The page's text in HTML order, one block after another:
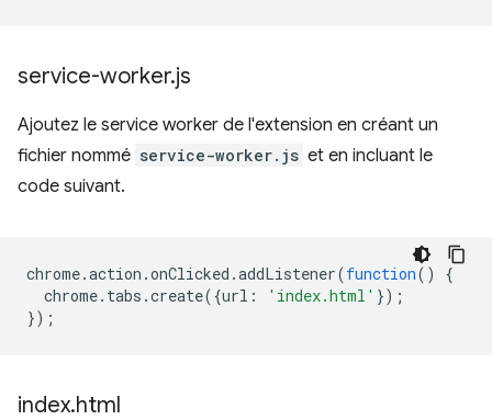
service-worker.js
Ajoutez le service worker de l'extension en créant un
fichier nommé service-worker.js et en incluant le
code suivant.
chrome.action .onClicked .addListener(function()
{
chrome. tabs .create({url : 'index.html' });
});
index.html